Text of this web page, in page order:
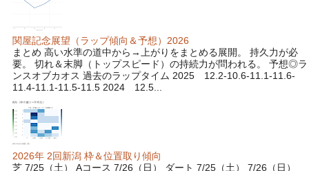
関屋記念展望（ラップ傾向＆予想）2026
まとめ 高い水準の道中から→上がりをまとめる展開。 持久力が必
要。 切れ＆末脚（トップスピード）の持続力が問われる。 予想◎ラ
ンスオブカオス 過去のラップタイム 2025 12.2-10.6-11.1-11.6-
11.4-11.1-11.5-11.5 2024 12.5...
2026年 2回新潟 枠＆位置取り傾向
芝 7/25（土） Aコース 7/26（日） ダート 7/25（土） 7/26（日）